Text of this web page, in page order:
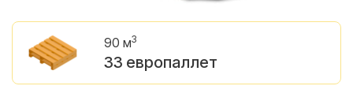
90 м3
33 европаллет